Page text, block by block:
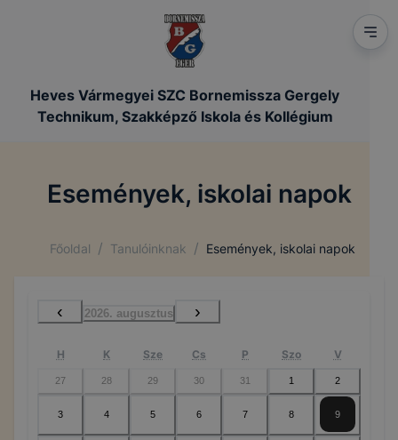
Heves Vármegyei SZC Bornemissza Gergely
Technikum, Szakképző Iskola és Kollégium
Események, iskolai napok
Főoldal / Tanulóinknak / Események, iskolai napok
‹ 2026. augusztus ›
H K Sze Cs P Szo V
27 28 29 30 31 1 2
3 4 5 6 7 8 9